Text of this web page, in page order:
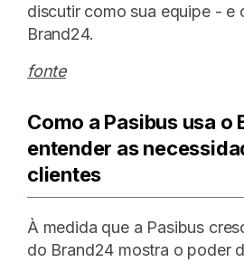
discutir como sua equipe - e
Brand24.
fonte
Como a Pasibus usa o
entender as
clientes
À medida que a Pasibus
do Brand24 mostra o poder